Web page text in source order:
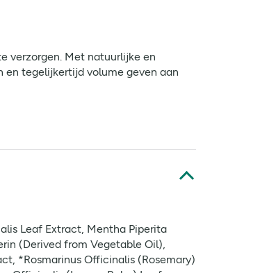
verzorgen. Met natuurlijke en
en tegelijkertijd volume geven aan
Leaf Extract, Mentha Piperita
(Derived from Vegetable Oil),
*Rosmarinus Officinalis (Rosemary)